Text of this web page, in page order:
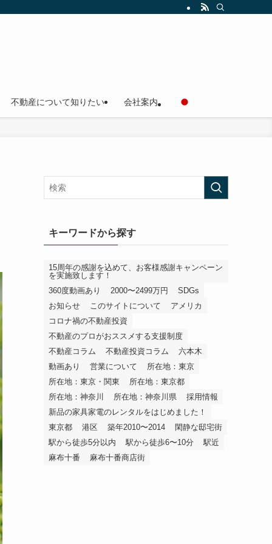
不動産について知りたい 会社案内
キーワードから探す
15周年の感謝を込めて、お客様感謝キャンペーン
を実施致します！
360度動画あり
2000〜2499万円
SDGs
お知らせ
このサイトについて
アメリカ
コロナ禍の不動産投資
不動産のプロがおススメする支援制度
不動産コラム
不動産投資コラム
六本木
動画あり
営業について
所在地：東京
所在地：東京・関東
所在地：東京都
所在地：神奈川
所在地：神奈川県
採用情報
新品の家具家電のレンタルをはじめました！
東京都
港区 築年2010〜2014
閑静な邸宅街
駅から徒歩5分以内
駅から徒歩6〜10分
駅近
麻布十番
麻布十番商店街